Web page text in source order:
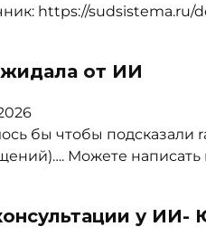
https://
от ИИ
бы чтобы подсказали
Можете написать
у ИИ-